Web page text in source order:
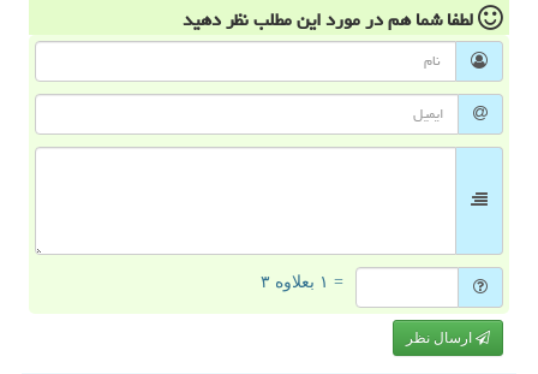
لطفا شما همدر مورد این مطلبنظر دهید
= ۱ بعلاوه ۳
ارسال نظر